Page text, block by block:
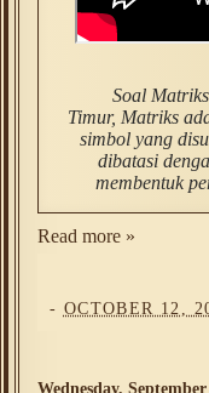
Soal
Timur, Matriks
simbol yang
dibatasi
membentuk
Read more »
- OCTOBER 12,
Wednesday, September